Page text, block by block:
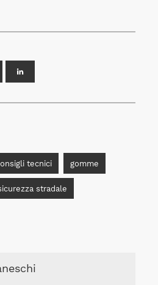
tecnici gomme
stradale